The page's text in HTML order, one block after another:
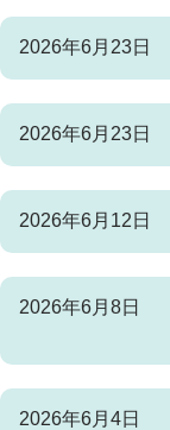
2026年6月23日
2026年6月23日
2026年6月12日
2026年6月8日
2026年6月4日